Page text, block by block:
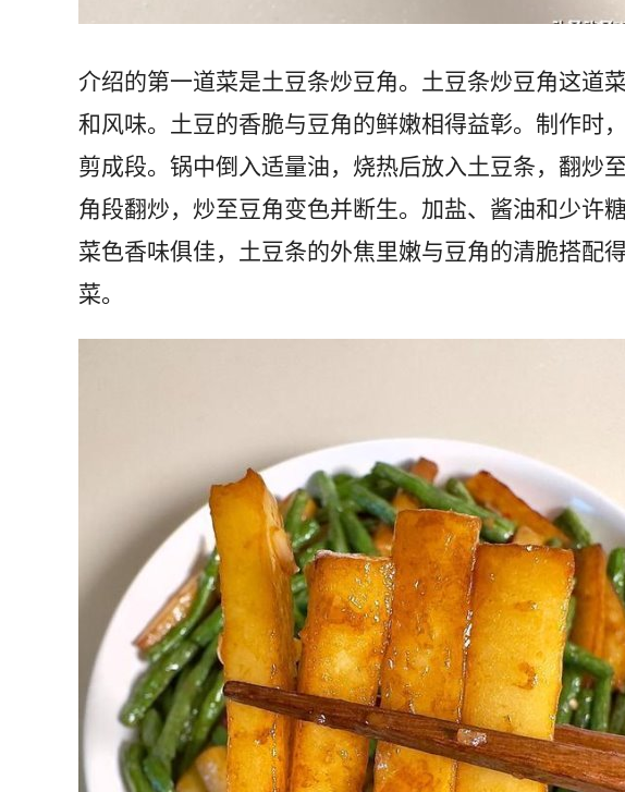
介绍的第一道菜是土豆条炒豆角。土豆条炒豆角这道
和风味。土豆的香脆与豆角的鲜嫩相得益彰。制作时
剪成段。锅中倒入适量油，烧热后放入土豆条，翻炒
角段翻炒，炒至豆角变色并断生。加盐、酱油和少许
菜色香味俱佳，土豆条的外焦里嫩与豆角的清脆搭配
菜。